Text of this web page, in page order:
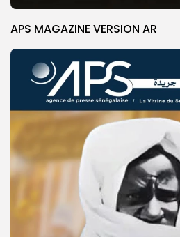
APS MAGAZINE VERSION AR